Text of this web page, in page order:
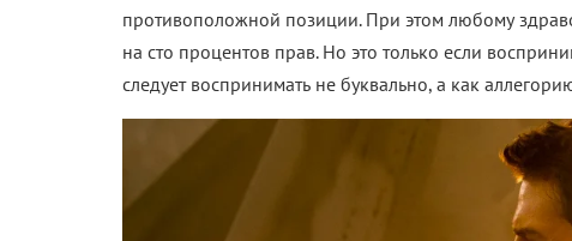
противоположной позиции. При этом любому
на сто процентов прав. Но это только если
следует воспринимать не буквально, а как